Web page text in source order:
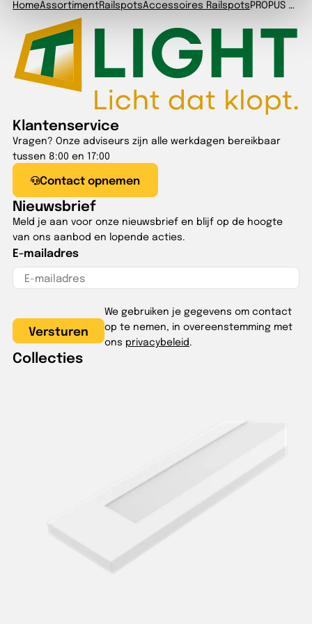
HomeAssortimentRailspotsAccessoires RailspotsPROPUS Ø65 reflector 36° wit
Klantenservice
Vragen? Onze adviseurs zijn alle werkdagen bereikbaar
tussen 8:00 en 17:00
Contact opnemen
Nieuwsbrief
Meld je aan voor onze nieuwsbrief en blijf op de hoogte
van ons aanbod en lopende acties.
E-mailadres
We gebruiken je gegevens om contact
op te nemen, in overeenstemming met
ons privacybeleid.
Collecties